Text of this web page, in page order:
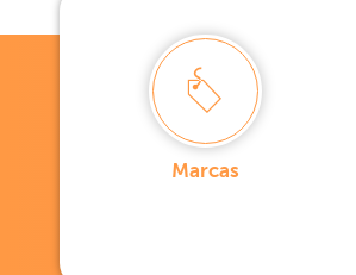
Marcas